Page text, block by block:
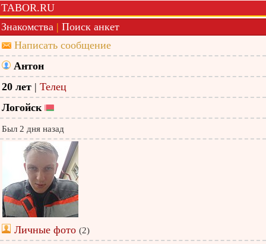
TABOR.RU
Знакомства | Поиск анкет
Написать сообщение
Антон
20 лет | Телец
Логойск
Был 2 дня назад
Личные фото (2)